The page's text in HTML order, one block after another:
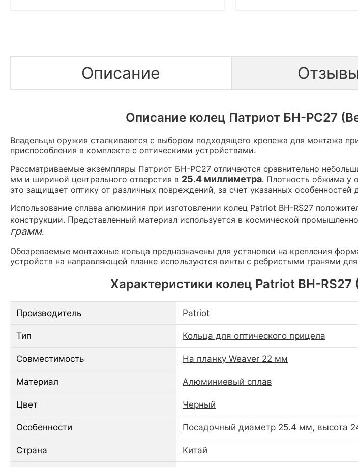
Описание
Описание колец Патриот БН-РС27
Владельцы оружия сталкиваются с выбором подходящего крепежа для монтажа
приспособления в комплекте с оптическими устройствами.
Рассматриваемые экземпляры Патриот БН-РС27 отличаются сравнительно
мм и шириной центрального отверстия в 25.4 миллиметра. Плотность обжима у
это защищает оптику от различных повреждений, за счет указанных
Использование сплава алюминия при изготовлении колец Patriot BH-RS27
конструкции. Представленный материал используется в космической
грамм.
Обозреваемые монтажные кольца предназначены для установки на крепления
устройств на направляющей планке используются винты с ребристыми гранями
Характеристики колец Patriot BH-
Производитель Patriot
Тип Кольца для оптического прицела
Совместимость На планку Weaver 22 мм
Материал Алюминиевый сплав
Цвет Черный
Особенности Посадочный диаметр 25.4 мм, высота
Страна Китай